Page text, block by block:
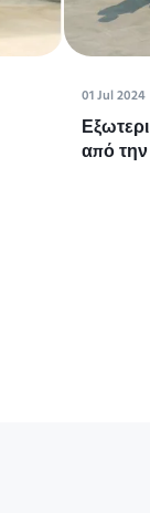
01 Jul 2024
από